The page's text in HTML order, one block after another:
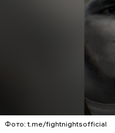
Фото: t.me/fightnightsofficial
Вечером 31 января
тренировки. Во
Гапцахской в
неизвестный. Он